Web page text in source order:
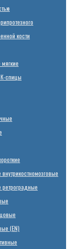
кости
спицы
(EN)